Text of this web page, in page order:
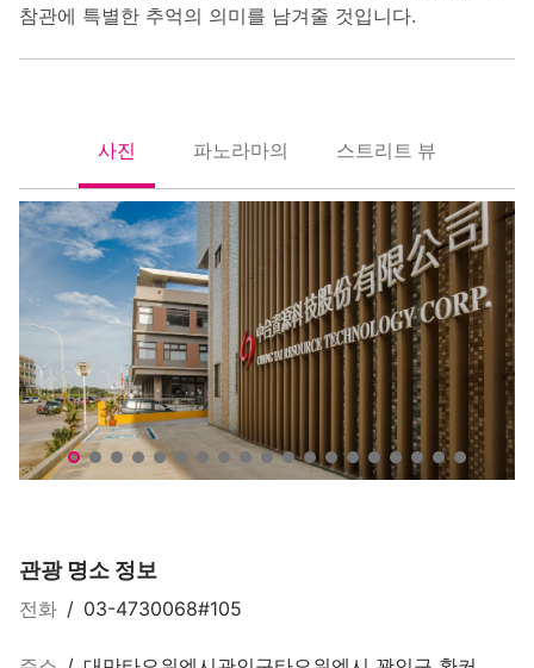
참관에 특별한 추억의 의미를 남겨줄 것입니다.
照片
사진 全景
파노라마의 街景
스트리트 뷰
관광 명소 정보
전화 / 03-4730068#105